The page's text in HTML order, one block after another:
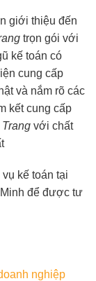
giới thiệu đến
trọn gói với
kế toán có
cung cấp
và nắm rõ các
kết cung cấp
với chất
kế toán tại
để được tư
nghiệp